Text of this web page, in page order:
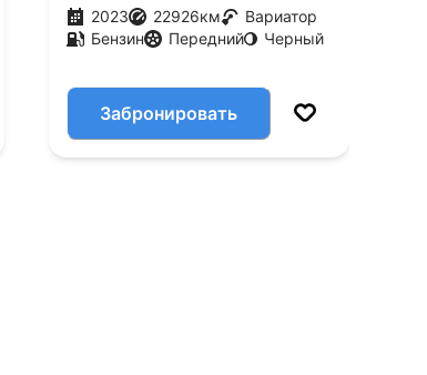
2023 22926км
Вариатор
Бензин
Передний Черный
Забронировать